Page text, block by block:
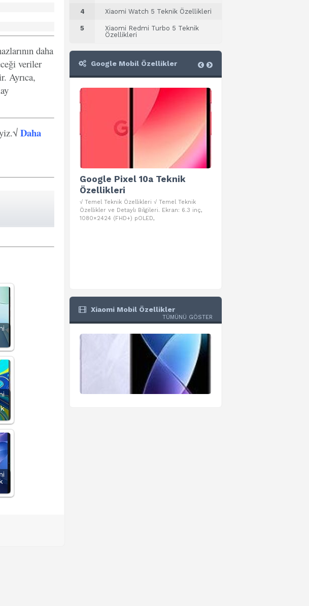
daha
veriler
Ayrıca,
Daha
4 Xiaomi Watch 5 Teknik Özellikleri
5
Xiaomi Redmi Turbo 5 Teknik
Özellikleri
Google Mobil Özellikler
Pro Teknik
Google Pixel 10a Teknik
Özellikleri
√ Temel Teknik Özellikleri √ Temel Teknik
Özellikler ve Detaylı Bilgileri. Ekran: 6.3 inç,
1080×2424 (FHD+) pOLED,
Xiaomi Mobil Özellikler
TÜMÜNÜ GÖSTER